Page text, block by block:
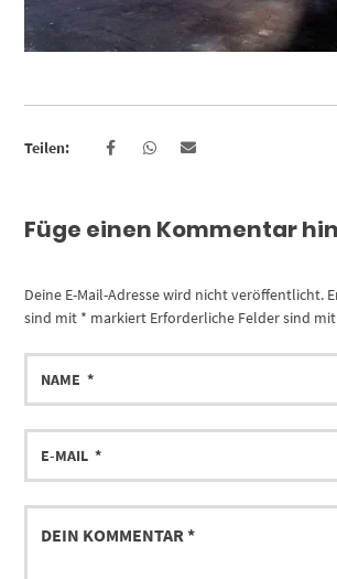
Teilen:
Füge einen Kommentar
Deine E-Mail-Adresse wird nicht veröffentlicht.
sind mit * markiert Erforderliche Felder sind mit